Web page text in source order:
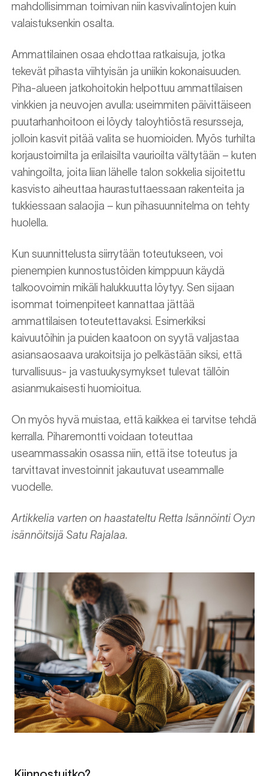
mahdollisimman toimivan niin kasvivalintojen kuin
valaistuksenkin osalta.
Ammattilainen osaa ehdottaa ratkaisuja, jotka
tekevät pihasta viihtyisän ja uniikin kokonaisuuden.
Piha-alueen jatkohoitokin helpottuu ammattilaisen
vinkkien ja neuvojen avulla: useimmiten päivittäiseen
puutarhanhoitoon ei löydy taloyhtiöstä resursseja,
jolloin kasvit pitää valita se huomioiden. Myös turhilta
korjaustoimilta ja erilaisilta vaurioilta vältytään – kuten
vahingoilta, joita liian lähelle talon sokkelia sijoitettu
kasvisto aiheuttaa haurastuttaessaan rakenteita ja
tukkiessaan salaojia – kun pihasuunnitelma on tehty
huolella.
Kun suunnittelusta siirrytään toteutukseen, voi
pienempien kunnostustöiden kimppuun käydä
talkoovoimin mikäli halukkuutta löytyy. Sen sijaan
isommat toimenpiteet kannattaa jättää
ammattilaisen toteutettavaksi. Esimerkiksi
kaivuutöihin ja puiden kaatoon on syytä valjastaa
asiansaosaava urakoitsija jo pelkästään siksi, että
turvallisuus- ja vastuukysymykset tulevat tällöin
asianmukaisesti huomioitua.
On myös hyvä muistaa, että kaikkea ei tarvitse tehdä
kerralla. Piharemontti voidaan toteuttaa
useammassakin osassa niin, että itse toteutus ja
tarvittavat investoinnit jakautuvat useammalle
vuodelle.
Artikkelia varten on haastateltu Retta Isännöinti Oy:n
isännöitsijä Satu Rajalaa.